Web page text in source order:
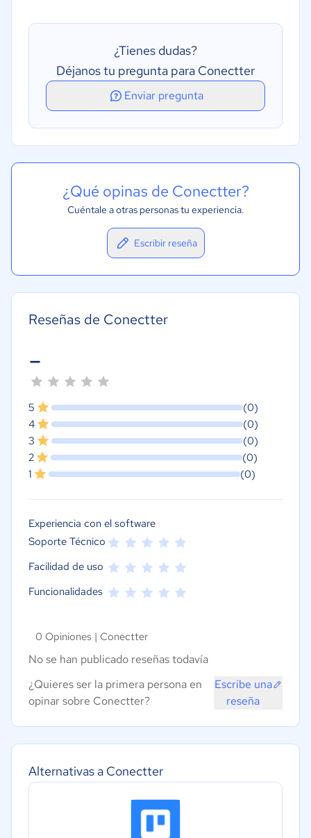
Alternativas a Conectter
¿Tienes dudas?
Déjanos tu pregunta para Conectter
Enviar pregunta
¿Qué opinas de Conectter?
Cuéntale a otras personas tu experiencia.
Escribir reseña
Reseñas de Conectter
-
5
(0)
4
(0)
3
(0)
2
(0)
1
(0)
Experiencia con el software
Soporte Técnico
Facilidad de uso
Funcionalidades
0 Opiniones | Conectter
No se han publicado reseñas todavía
¿Quieres ser la primera persona en
opinar sobre Conectter?
Escribe una
reseña